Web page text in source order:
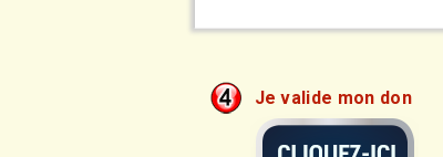
Je valide mon don